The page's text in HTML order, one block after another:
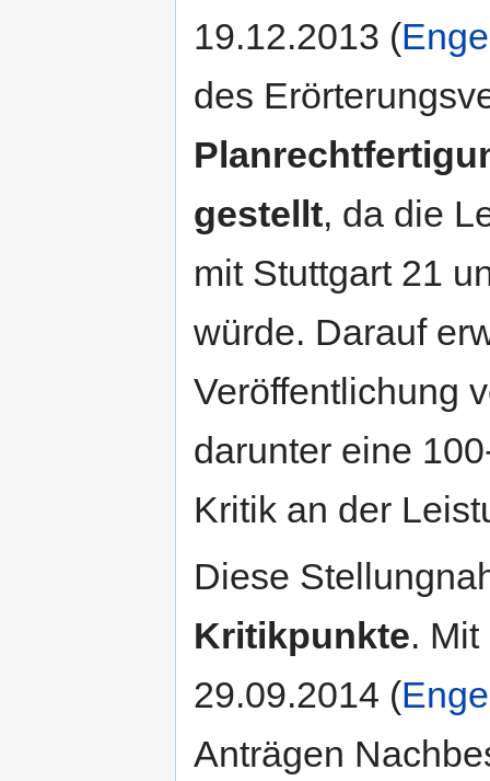
19.12.2013 (
des
gestellt, da die
mit Stuttgart 21
würde. Darauf
Veröffentlichung
darunter eine
Kritik an der
Diese
Kritikpunkte.
29.09.2014 (
Anträgen